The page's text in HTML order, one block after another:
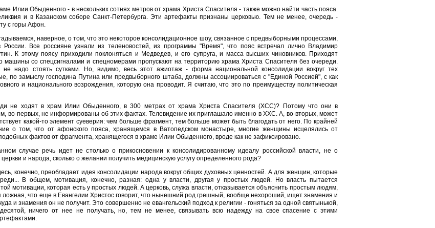
Илии Обыденного - в нескольких сотнях метров от храма Христа Спасителя - также можно найти часть пояса.
и в Казанском соборе Санкт-Петербурга. Эти артефакты признаны церковью. Тем не менее, очередь -
с горы Афон.
наверное, о том, что это некоторое консолидационное шоу, связанное с предвыборными процессами,
России. Все россияне узнали из теленовостей, из программы "Время", что пояс встречал лично Владимир
К этому поясу приходили поклоняться и Медведев, и его супруга, и масса высших чиновников. Приходят
машины со спецсигналами и спецномерами пропускают на территорию храма Христа Спасителя без очереди.
не надо стоять сутками. Но, видимо, весь этот ажиотаж - форма национальной консолидации вокруг тех
по замыслу господина Путина или предвыборного штаба, должны ассоциироваться с "Единой Россией", с как
и национального возрождения, которую она проводит. Я считаю, что это по преимуществу политическая
не ходят в храм Илии Обыденного, в 300 метрах от храма Христа Спасителя (ХСС)? Потому что они в
во-первых, не информированы об этих фактах. Телевидение их приглашало именно в ХХС. А, во-вторых, может
какой-то элемент суеверия: чем больше фрагмент, тем больше может быть благодать от него. По крайней
о том, что от афонского пояса, хранящемся в Ватопедском монастыре, многие женщины исцелялись от
фактов от фрагмента, хранящегося в храме Илии Обыденного, вроде как не зафиксировано.
случае речь идет не столько о прикосновении к консолидированному идеалу российской власти, не о
и народа, сколько о желании получить медицинскую услугу определенного рода?
конечно, преобладает идея консолидации народа вокруг общих духовных ценностей. А для женщин, которые
В общем, мотивация, конечно, разная: одна у власти, другая у простых людей. Но власть пытается
мотивации, которая есть у простых людей. А церковь, служа власти, отказывается объяснить простым людям,
ложная, что еще в Евангелии Христос говорит, что нынешний род грешный, вообще нехороший, ищет знамения и
и знамения он не получит. Это совершенно не евангельский подход к религии - гоняться за одной святынькой,
десятой, ничего от нее не получать, но, тем не менее, связывать всю надежду на свое спасение с этими